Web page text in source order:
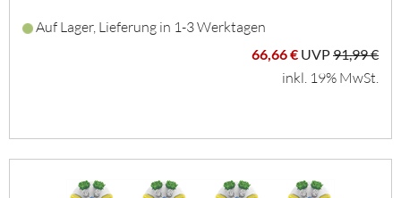
Auf Lager, Lieferung in 1-3 Werktagen
66,66 € UVP91,99 €
inkl. 19% MwSt.